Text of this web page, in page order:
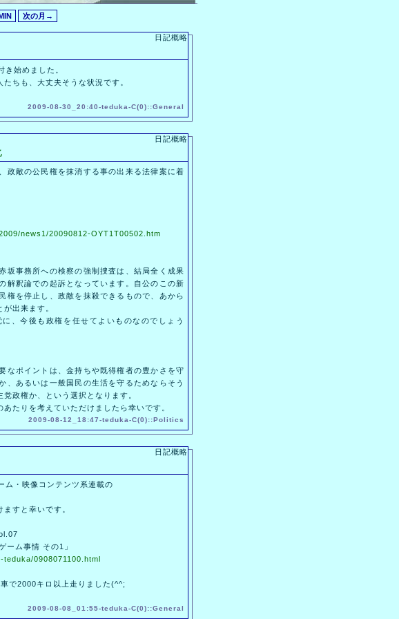
次の月→
日記概略
始めました。
ちも、大丈夫そうな状況です。
2009-08-30_20:40-teduka-C(0)::General
日記概略
敵の公民権を抹消する事の出来る法律案に着
news1/20090812-OYT1T00502.htm
事務所への検察の強制捜査は、結局全く成果
解釈論での起訴となっています。自公のこの新
権を停止し、政敵を抹殺できるもので、あから
出来ます。
、今後も政権を任せてよいものなのでしょう
ポイントは、金持ちや既得権者の豊かさを守
、あるいは一般国民の生活を守るためならそう
政権か、という選択となります。
たりを考えていただけましたら幸いです。
2009-08-12_18:47-teduka-C(0)::Politics
日記概略
・映像コンテンツ系連載の
すと幸いです。
その1」
0908071100.html
で2000キロ以上走りました(^^;
2009-08-08_01:55-teduka-C(0)::General